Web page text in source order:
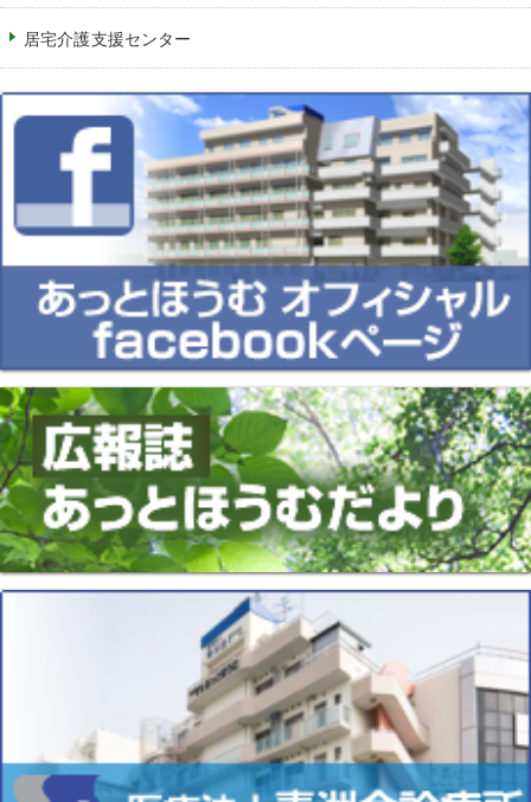
居宅介護支援センター